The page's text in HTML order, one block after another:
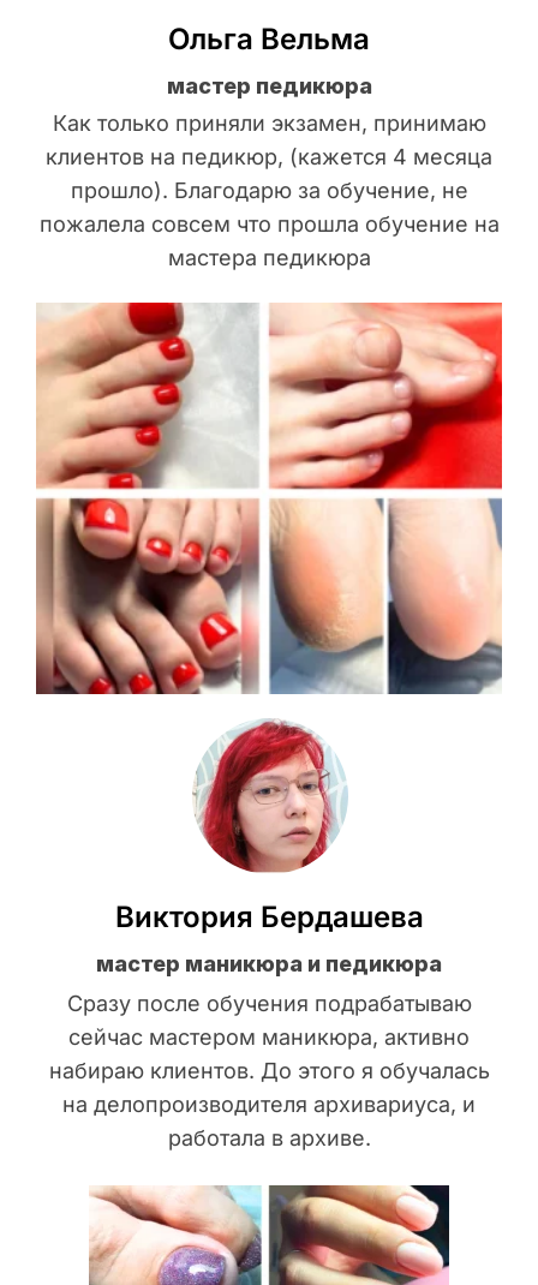
Ольга Вельма
мастер педикюра
Как только приняли экзамен, принимаю
клиентов на педикюр, (кажется 4 месяца
прошло). Благодарю за обучение, не
пожалела совсем что прошла обучение на
мастера педикюра
Виктория Бердашева
мастер маникюра и педикюра
Сразу после обучения подрабатываю
сейчас мастером маникюра, активно
набираю клиентов. До этого я обучалась
на делопроизводителя архивариуса, и
работала в архиве.